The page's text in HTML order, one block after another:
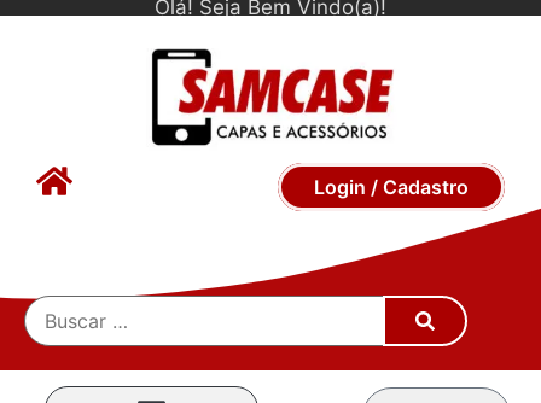
Olá! Seja Bem Vindo(a)!
Login / Cadastro